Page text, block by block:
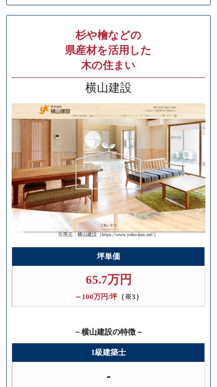
杉や檜などの
県産材を活用した
木の住まい
横山建設
引用元：横山建設（https://www.yoko-ken.net/）
坪単価
65.7万円
～100万円/坪（※3）
－横山建設の特徴－
1級建築士
-